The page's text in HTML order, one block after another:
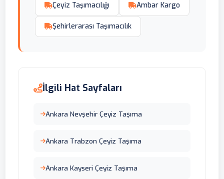
Çeyiz Taşımacılığı Ambar Kargo
Şehirlerarası Taşımacılık
İlgili Hat Sayfaları
Ankara Nevşehir Çeyiz Taşıma
Ankara Trabzon Çeyiz Taşıma
Ankara Kayseri Çeyiz Taşıma